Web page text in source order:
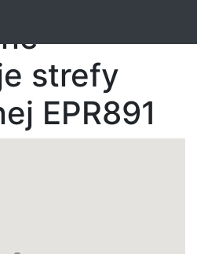
strefy
EPR891